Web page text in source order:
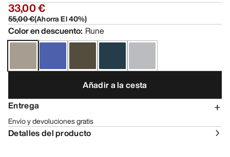
33,00 €
55,00 €(Ahorra El40%)
Color en descuento: Rune
Añadir a la cesta
Entrega
Envío y devoluciones gratis
Detalles del producto